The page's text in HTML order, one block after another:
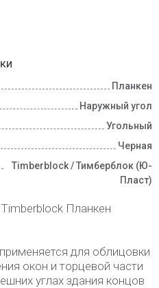
Планкен
Наружный угол
Угольный
Черная
Timberblock / Тимберблок (Ю-
Пласт)
Планкен
для облицовки
окон и торцевой части
углах здания концов